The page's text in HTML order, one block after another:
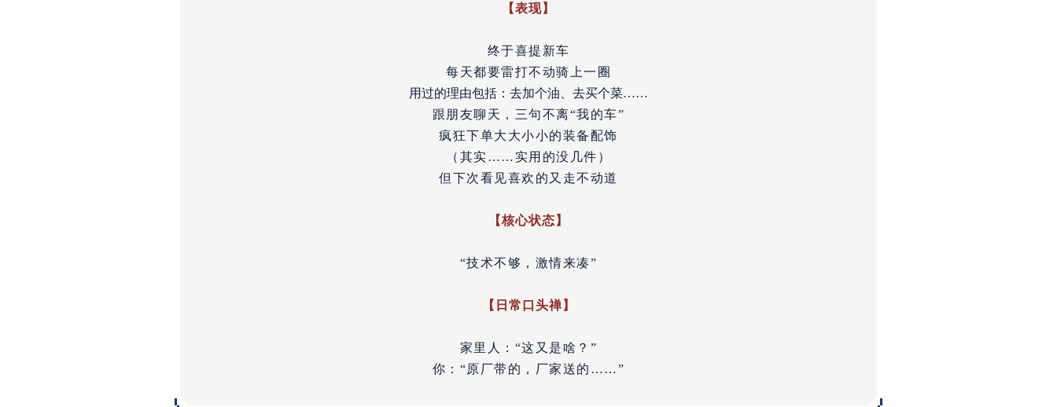
【表现】
终于喜提新车
每天都要雷打不动骑上一圈
用过的理由包括：去加个油、去买个菜……
跟朋友聊天，三句不离“我的车”
疯狂下单大大小小的装备配饰
（其实……实用的没几件）
但下次看见喜欢的又走不动道
【核心状态】
“技术不够，激情来凑”
【日常口头禅】
家里人：“这又是啥？”
你：“原厂带的，厂家送的……”